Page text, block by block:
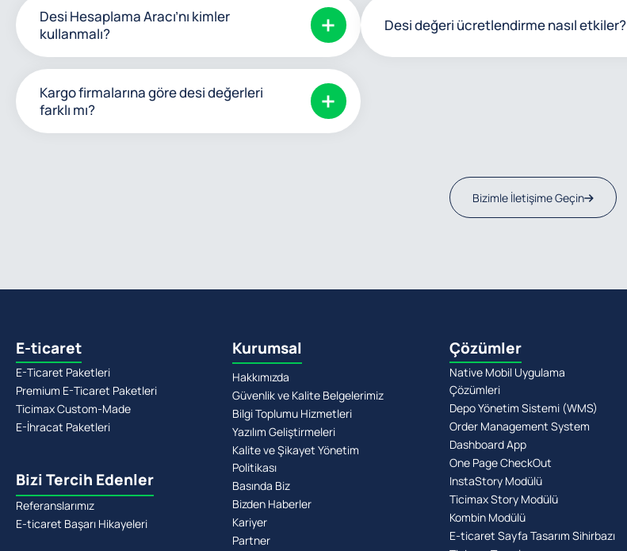
Desi Hesaplama Aracı’nı kimler
kullanmalı?
Kargo firmalarına göre desi değerleri
farklı mı?
Desi değeri ücretlendirme nasıl etkiler?
Bizimle İletişime Geçin
E-ticaret
E-Ticaret Paketleri
Premium E-Ticaret Paketleri
Ticimax Custom-Made
E-İhracat Paketleri
Bizi Tercih Edenler
Referanslarımız
E-ticaret Başarı Hikayeleri
Kurumsal
Hakkımızda
Güvenlik ve Kalite Belgelerimiz
Bilgi Toplumu Hizmetleri
Yazılım Geliştirmeleri
Kalite ve Şikayet Yönetim
Politikası
Basında Biz
Bizden Haberler
Kariyer
Partner
Çözümler
Native Mobil Uygulama
Çözümleri
Depo Yönetim Sistemi (WMS)
Order Management System
Dashboard App
One Page CheckOut
InstaStory Modülü
Ticimax Story Modülü
Kombin Modülü
E-ticaret Sayfa Tasarım Sihirbazı